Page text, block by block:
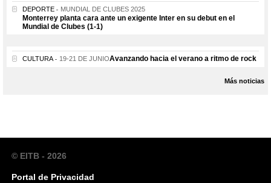
DEPORTE MUNDIAL DE CLUBES 2025
Monterrey planta cara ante un exigente Inter en su debut en el
Mundial de Clubes (1-1)
CULTURA 19-21 DE JUNIOAvanzando hacia el verano a ritmo de rock
Más noticias
© EITB - 2026
Portal de Privacidad